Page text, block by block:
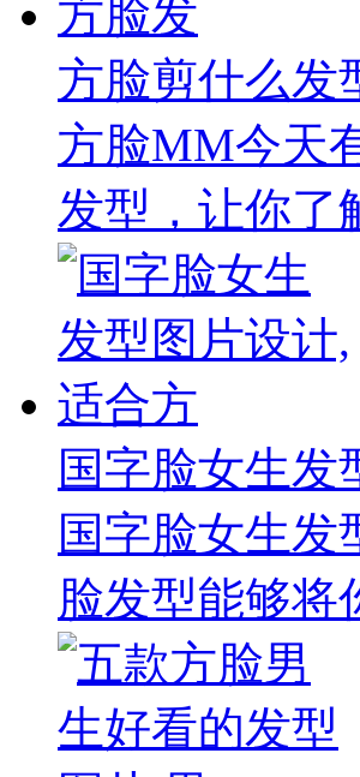
方脸剪什么发
方脸MM今天
发型，让你了
国字脸女生发
国字脸女生发
脸发型能够将